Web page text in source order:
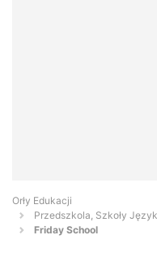
Orły Edukacji
Przedszkola, Szkoły
Friday School